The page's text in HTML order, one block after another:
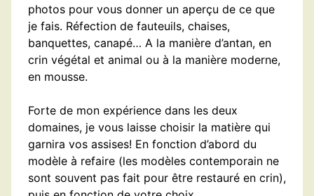
photos pour vous donner un aperçu de ce que
je fais. Réfection de fauteuils, chaises,
banquettes, canapé… A la manière d’antan, en
crin végétal et animal ou à la manière moderne,
en mousse.
Forte de mon expérience dans les deux
domaines, je vous laisse choisir la matière qui
garnira vos assises! En fonction d’abord du
modèle à refaire (les modèles contemporain ne
sont souvent pas fait pour être restauré en crin),